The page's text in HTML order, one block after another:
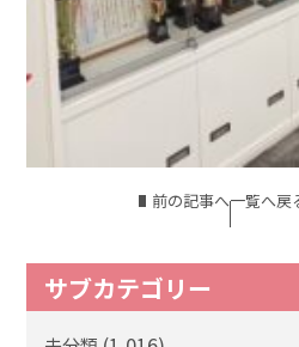
前の記事へ一覧へ戻
サブカテゴリー